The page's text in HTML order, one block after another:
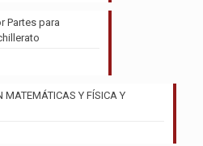
Partes para
MATEMÁTICAS Y FÍSICA Y